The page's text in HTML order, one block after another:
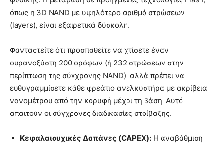
όπως η 3D NAND με υψηλότερο αριθμό στρώσεων
(layers), είναι εξαιρετικά δύσκολη.
Φανταστείτε ότι προσπαθείτε να χτίσετε έναν
ουρανοξύστη 200 ορόφων (ή 232 στρώσεων στην
περίπτωση της σύγχρονης NAND), αλλά πρέπει να
ευθυγραμμίσετε κάθε φρεάτιο ανελκυστήρα με ακρίβεια
νανομέτρου από την κορυφή μέχρι τη βάση. Αυτό
απαιτούν οι σύγχρονες διαδικασίες στοίβαξης.
Κεφαλαιουχικές Δαπάνες (CAPEX): Η αναβάθμιση